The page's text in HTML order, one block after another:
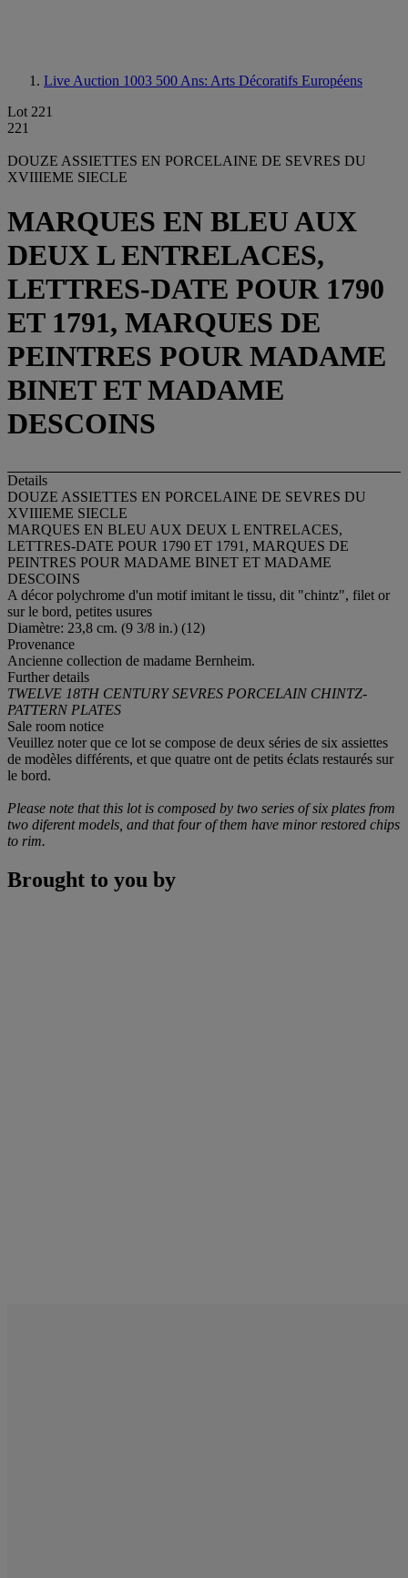
Live Auction 1003 500 Ans: Arts Décoratifs Européens
Lot 221
221
DOUZE ASSIETTES EN PORCELAINE DE SEVRES DU
XVIIIEME SIECLE
MARQUES EN BLEU AUX
DEUX L ENTRELACES,
LETTRES-DATE POUR 1790
ET 1791, MARQUES DE
PEINTRES POUR MADAME
BINET ET MADAME
DESCOINS
Details
DOUZE ASSIETTES EN PORCELAINE DE SEVRES DU
XVIIIEME SIECLE
MARQUES EN BLEU AUX DEUX L ENTRELACES,
LETTRES-DATE POUR 1790 ET 1791, MARQUES DE
PEINTRES POUR MADAME BINET ET MADAME
DESCOINS
A décor polychrome d'un motif imitant le tissu, dit "chintz", filet or
sur le bord, petites usures
Diamètre: 23,8 cm. (9 3/8 in.) (12)
Provenance
Ancienne collection de madame Bernheim.
Further details
TWELVE 18TH CENTURY SEVRES PORCELAIN CHINTZ-
PATTERN PLATES
Sale room notice
Veuillez noter que ce lot se compose de deux séries de six assiettes
de modèles différents, et que quatre ont de petits éclats restaurés sur
le bord.
Please note that this lot is composed by two series of six plates from
two diferent models, and that four of them have minor restored chips
to rim.
Brought to you by